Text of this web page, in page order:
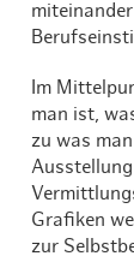
Im
man ist,
zu was
Ausstellung
Grafiken
zur